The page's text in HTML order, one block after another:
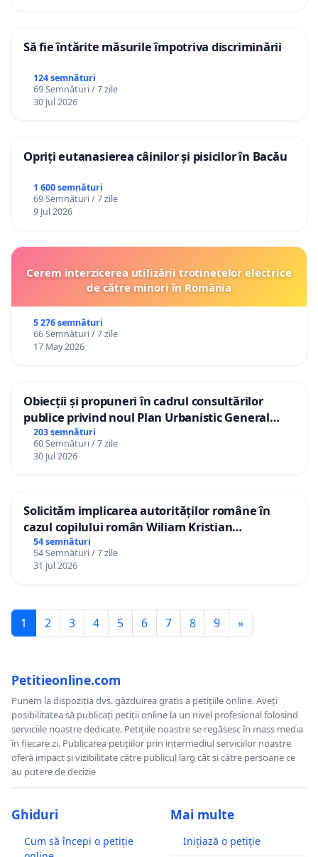
Să fie întărite măsurile împotriva discriminării
124 semnături
69 Semnături / 7 zile
30 Jul 2026
Opriți eutanasierea câinilor și pisicilor în Bacău
1 600 semnături
69 Semnături / 7 zile
9 Jul 2026
Cerem interzicerea utilizării trotinetelor electrice
de către minori în România
5 276 semnături
66 Semnături / 7 zile
17 May 2026
Obiecții și propuneri în cadrul consultărilor
publice privind noul Plan Urbanistic General
(PUG) Ialoveni
203 semnături
60 Semnături / 7 zile
30 Jul 2026
Solicităm implicarea autorităților române în
cazul copilului român Wiliam Kristian
Gheorghe, aflat în plasament în Danemarca de
12 ani
54 semnături
54 Semnături / 7 zile
31 Jul 2026
1 2 3 4 5 6 7 8 9 »
Petitieonline.com
Punem la dispoziția dvs. găzduirea gratis a petițiile online. Aveți
posibilitatea să publicați petiții online la un nivel profesional folosind
serviciile noastre dedicate. Petițiile noastre se regăsesc în mass media
în fiecare zi. Publicarea petițiilor prin intermediul serviciilor noastre
oferă impact și vizibilitate către publicul larg cât și către persoane ce
au putere de decizie
Ghiduri
Cum să începi o petiție
Mai multe
Inițiază o petiție